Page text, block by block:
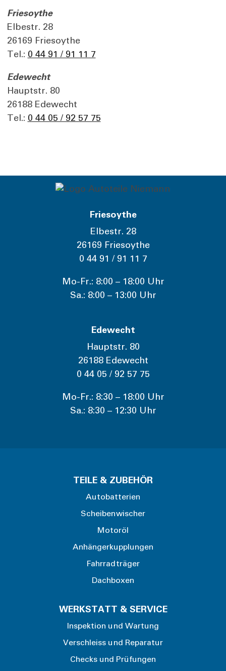
Friesoythe
Elbestr. 28
26169 Friesoythe
Tel.: 0 44 91 / 91 11 7
Edewecht
Hauptstr. 80
26188 Edewecht
Tel.: 0 44 05 / 92 57 75
Friesoythe
Elbestr. 28
26169 Friesoythe
0 44 91 / 91 11 7
Mo-Fr.: 8:00 – 18:00 Uhr
Sa.: 8:00 – 13:00 Uhr
Edewecht
Hauptstr. 80
26188 Edewecht
0 44 05 / 92 57 75
Mo-Fr.: 8:30 – 18:00 Uhr
Sa.: 8:30 – 12:30 Uhr
TEILE & ZUBEHÖR
Autobatterien
Scheibenwischer
Motoröl
Anhängerkupplungen
Fahrradträger
Dachboxen
WERKSTATT & SERVICE
Inspektion und Wartung
Verschleiss und Reparatur
Checks und Prüfungen